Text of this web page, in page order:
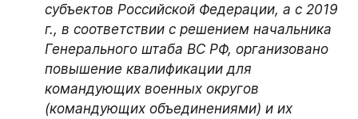
субъектов Российской Федерации, а с 2019
г., в соответствии с решением начальника
Генерального штаба ВС РФ, организовано
повышение квалификации для
командующих военных округов
(командующих объединениями) и их